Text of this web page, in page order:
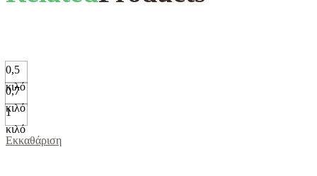
0,5
κιλό
0,7
κιλό
1
κιλό
Εκκαθάριση